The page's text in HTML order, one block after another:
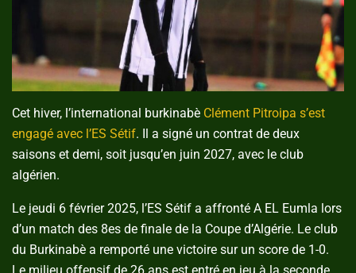
Cet hiver, l’international burkinabè Clément Pitroipa s’est
engagé avec l’ES Sétif. Il a signé un contrat de deux
saisons et demi, soit jusqu’en juin 2027, avec le club
algérien.
Le jeudi 6 février 2025, l’ES Sétif a affronté A EL Eumla lors
d’un match des 8es de finale de la Coupe d’Algérie. Le club
du Burkinabè a remporté une victoire sur un score de 1-0.